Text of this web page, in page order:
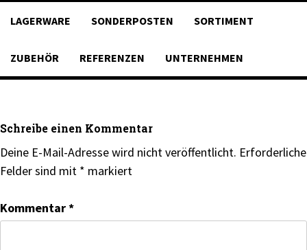
LAGERWARE SONDERPOSTEN SORTIMENT
ZUBEHÖR REFERENZEN UNTERNEHMEN
Schreibe einen Kommentar
Deine E-Mail-Adresse wird nicht veröffentlicht. Erforderliche
Felder sind mit * markiert
Kommentar*